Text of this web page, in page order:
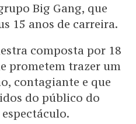
Big Gang, que
15 anos de carreira.
composta por 18
prometem trazer um
contagiante e que
do público do